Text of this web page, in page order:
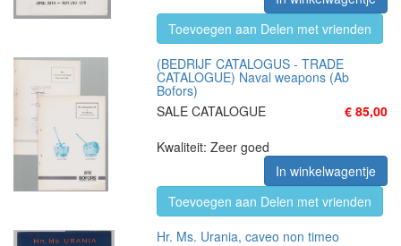
Toevoegen aan Delen met vrienden
(BEDRIJF CATALOGUS - TRADE
CATALOGUE) Naval weapons (Ab
Bofors)
SALE CATALOGUE
€ 85,00
Kwaliteit: Zeer goed
In winkelwagentje
Toevoegen aan Delen met vrienden
Hr. Ms. Urania, caveo non timeo